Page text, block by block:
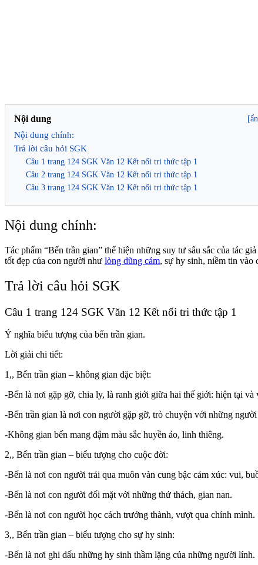
Nội dung
Nội dung chính:
Trả lời câu hỏi SGK
Câu 1 trang 124 SGK Văn 12 Kết nối tri thức tập 1
Câu 2 trang 124 SGK Văn 12 Kết nối tri thức tập 1
Câu 3 trang 124 SGK Văn 12 Kết nối tri thức tập 1
Nội dung chính:
Tác phẩm “Bến trần gian” thể hiện những suy tư sâu sắc của tác
tốt đẹp của con người như lòng dũng cảm, sự hy sinh, niềm tin vào
Trả lời câu hỏi SGK
Câu 1 trang 124 SGK Văn 12 Kết nối tri thức tập 1
Ý nghĩa biểu tượng của bến trần gian.
Lời giải chi tiết:
1,, Bến trần gian – không gian đặc biệt:
-Bến là nơi gặp gỡ, chia ly, là ranh giới giữa hai thế giới: hiện tại và
-Bến trần gian là nơi con người gặp gỡ, trò chuyện với những
-Không gian bến mang đậm màu sắc huyền ảo, linh thiêng.
2,, Bến trần gian – biểu tượng cho cuộc đời:
-Bến là nơi con người trải qua muôn vàn cung bậc cảm xúc: vui,
-Bến là nơi con người đối mặt với những thử thách, gian nan.
-Bến là nơi con người học cách trưởng thành, vượt qua chính mình.
3,, Bến trần gian – biểu tượng cho sự hy sinh:
-Bến là nơi ghi dấu những hy sinh thầm lặng của những người lính.